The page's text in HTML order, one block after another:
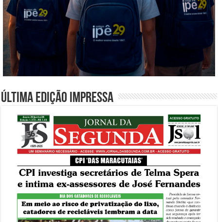
Última edição impressa